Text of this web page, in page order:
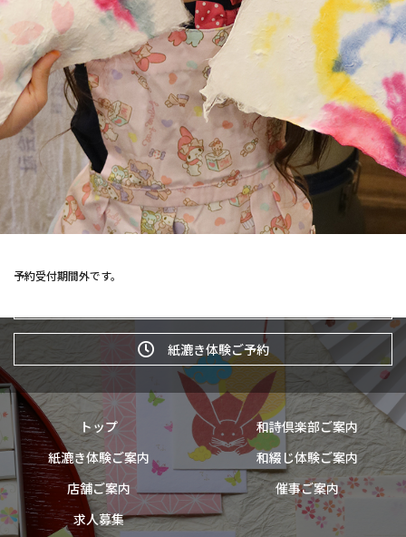
予約受付期間外です。
紙漉き体験ご予約
トップ
和詩倶楽部ご案内
紙漉き体験ご案内
和綴じ体験ご案内
店舗ご案内
催事ご案内
求人募集